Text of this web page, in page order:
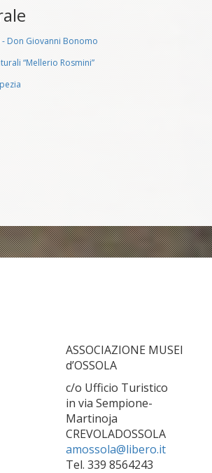
Don Giovanni Bonomo
“Mellerio Rosmini”
ASSOCIAZIONE MUSEI
d’OSSOLA
c/o Ufficio Turistico
in via Sempione-
Martinoja
CREVOLADOSSOLA
amossola@libero.it
Tel. 339 8564243